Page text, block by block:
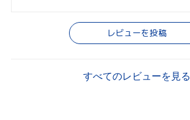
レビューを投稿
すべてのレビューを見る